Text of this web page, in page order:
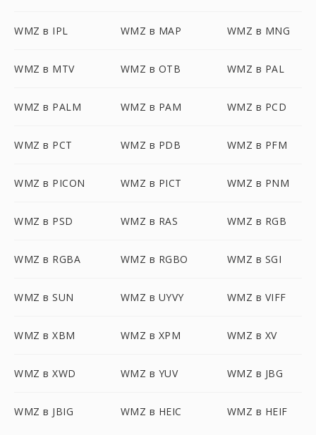
WMZ в IPL WMZ в MAP WMZ в MNG
WMZ в MTV WMZ в OTB WMZ в PAL
WMZ в PALM WMZ в PAM WMZ в PCD
WMZ в PCT WMZ в PDB WMZ в PFM
WMZ в PICON WMZ в PICT WMZ в PNM
WMZ в PSD WMZ в RAS WMZ в RGB
WMZ в RGBA WMZ в RGBO WMZ в SGI
WMZ в SUN WMZ в UYVY WMZ в VIFF
WMZ в XBM WMZ в XPM WMZ в XV
WMZ в XWD WMZ в YUV WMZ в JBG
WMZ в JBIG WMZ в HEIC WMZ в HEIF